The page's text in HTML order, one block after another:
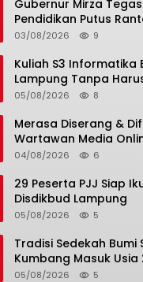
Gubernur Mirza
Pendidikan Putus
Kemiskinan
03/08/2026 9
Kuliah S3 Informatika
Lampung Tanpa
Luar Daerah
05/08/2026 8
Merasa Diserang &
Wartawan Media
04/08/2026 6
29 Peserta PJJ Siap
Disdikbud Lampung
05/08/2026 5
Tradisi Sedekah Bumi
Kumbang Masuk Usia
Tahun
05/08/2026 5